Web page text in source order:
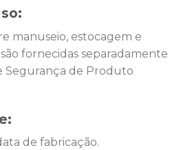
manuseio, estocagem e
fornecidas separadamente
Segurança de Produto
de fabricação.